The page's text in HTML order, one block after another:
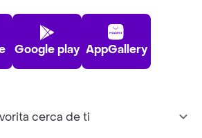
Google play AppGallery
cerca de ti